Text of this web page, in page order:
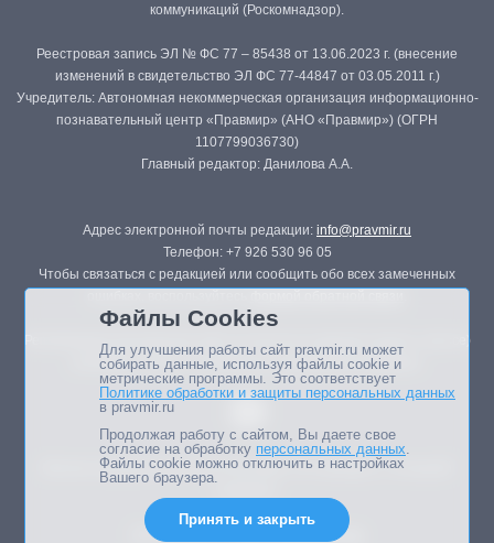
коммуникаций (Роскомнадзор).
Реестровая запись ЭЛ № ФС 77 – 85438 от 13.06.2023 г. (внесение
изменений в свидетельство ЭЛ ФС 77-44847 от 03.05.2011 г.)
Учредитель: Автономная некоммерческая организация информационно-
познавательный центр «Правмир» (АНО «Правмир») (ОГРН
1107799036730)
Главный редактор: Данилова А.А.
Адрес электронной почты редакции: info@pravmir.ru
Телефон: +7 926 530 96 05
Чтобы связаться с редакцией или сообщить обо всех замеченных
Републикация материалов сайта в печатных изданиях (книгах, прессе)
возможна только с письменного разрешения редакции.
Мнение авторов статей портала может не совпадать с позицией
Дизайн сайта -
Файлы Cookies
Для улучшения работы сайт pravmir.ru может
собирать данные, используя файлы cookie и
метрические программы. Это соответствует
Политике обработки и защиты персональных данных
в pravmir.ru
Продолжая работу с сайтом, Вы даете свое
согласие на обработку персональных данных.
Файлы cookie можно отключить в настройках
Вашего браузера.
Принять и закрыть